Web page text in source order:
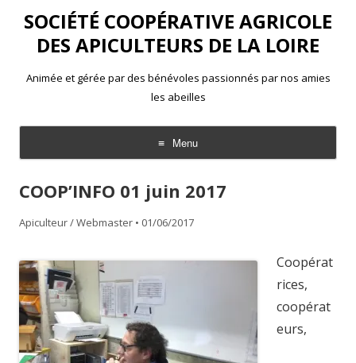
SOCIÉTÉ COOPÉRATIVE AGRICOLE
DES APICULTEURS DE LA LOIRE
Animée et gérée par des bénévoles passionnés par nos amies
les abeilles
Menu
Aller
contenu
COOP’INFO 01 juin 2017
Apiculteur / Webmaster • 01/06/2017
Coopérat
rices,
coopérat
eurs,